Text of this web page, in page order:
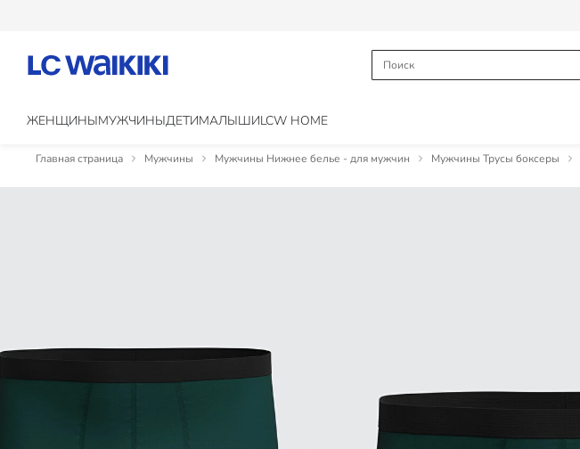
ЖЕНЩИНЫМУЖЧИНЫДЕТИМАЛЫШИLCW HOME
Главная страница Мужчины Мужчины Нижнее белье - для мужчин Мужчины Трусы боксеры